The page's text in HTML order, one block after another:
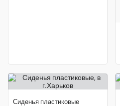
Сиденья пластиковые